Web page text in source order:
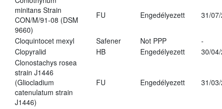
minitans Strain
CON/M/91-08 (DSM
9660)
FU Engedélyezett 31/
Cloquintocet mexyl Safener Not PPP
-
Clopyralid
HB Engedélyezett
30/
Clonostachys rosea
strain J1446
(Gliocladium
catenulatum strain
J1446)
FU Engedélyezett 31/